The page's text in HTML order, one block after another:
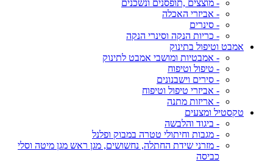
- מוצצים ,תופסנים ונשכנים
- אביזרי האכלה
- סינרים
- כריות הנקה וסינרי הנקה
אמבט וטיפול בתינוק
- אמבטיות ומושבי אמבט לתינוק
- טיפול וטיפוח
- סירים וישבנונים
- אביזרי טיפול וטיפוח
- אריזות מתנה
טקסטיל ומצעים
- ביגוד והלבשה
- מגבות וחיתולי טטרה במבוק ופלנל
- מזרני שידת החתלה, נחשושים, מגן ראש מגן מיטה וסלי
כביסה